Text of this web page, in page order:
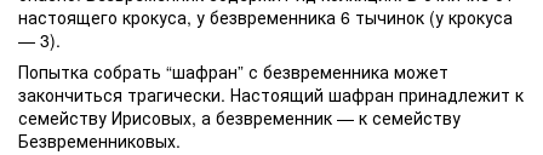
настоящего крокуса, у безвременника 6 тычинок (у крокуса
— 3).
Попытка собрать “шафран” с безвременника может
закончиться трагически. Настоящий шафран принадлежит к
семейству Ирисовых, а безвременник — к семейству
Безвременниковых.